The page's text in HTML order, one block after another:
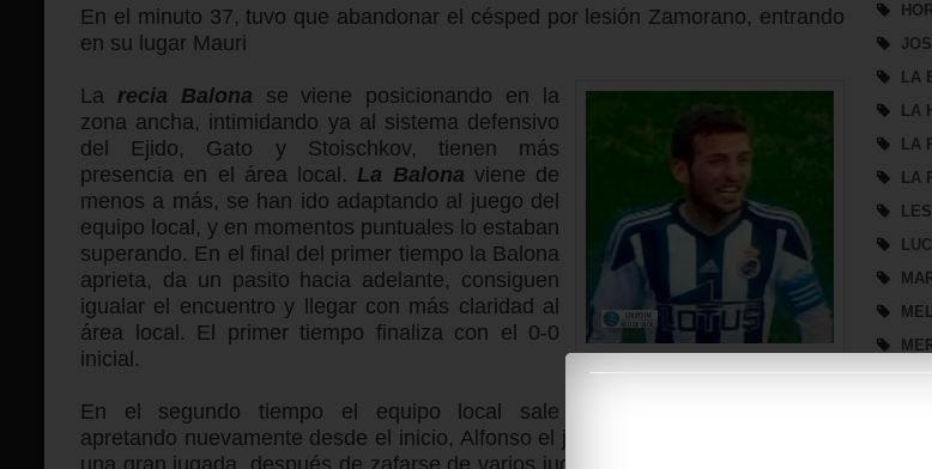
LA
LA
LA
LA
En el minuto 37, tuvo que abandonar el césped por lesión Zamorano, entrando
en su lugar Mauri
La recia Balona se viene posicionando en la
zona ancha, intimidando ya al sistema defensivo
del Ejido, Gato y Stoischkov, tienen más
presencia en el área local. La Balona viene de
menos a más, se han ido adaptando al juego del
equipo local, y en momentos puntuales lo estaban
superando. En el final del primer tiempo la Balona
aprieta, da un pasito hacia adelante, consiguen
igualar el encuentro y llegar con más claridad al
área local. El primer tiempo finaliza con el 0-0
inicial.
En el segundo tiempo el equipo local sale
apretando nuevamente desde el inicio, Alfonso el jugador local, consigue hacer
una gran jugada, después de zafarse de varios jugadores albinegros, se planta